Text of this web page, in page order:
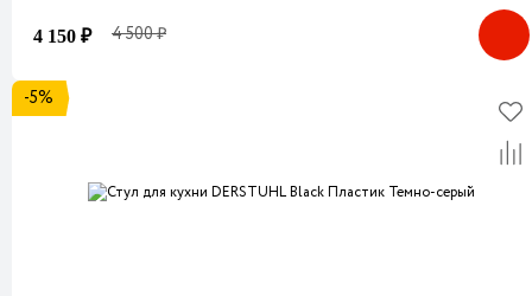
4 150 ₽ 4 500 ₽
-5%